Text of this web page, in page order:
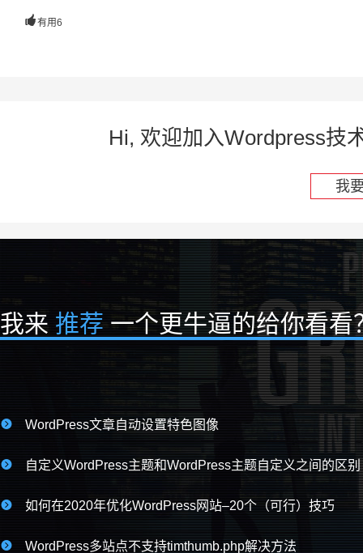
有用6
Hi, 欢迎加入Wordpress技
我
我来 推荐 一个更牛逼的给你看看
 WordPress文章自动设置特色图像
 自定义WordPress主题和WordPress主题自定义之间的区别
 如何在2020年优化WordPress网站–20个（可行）技巧
 WordPress多站点不支持timthumb.php解决方法